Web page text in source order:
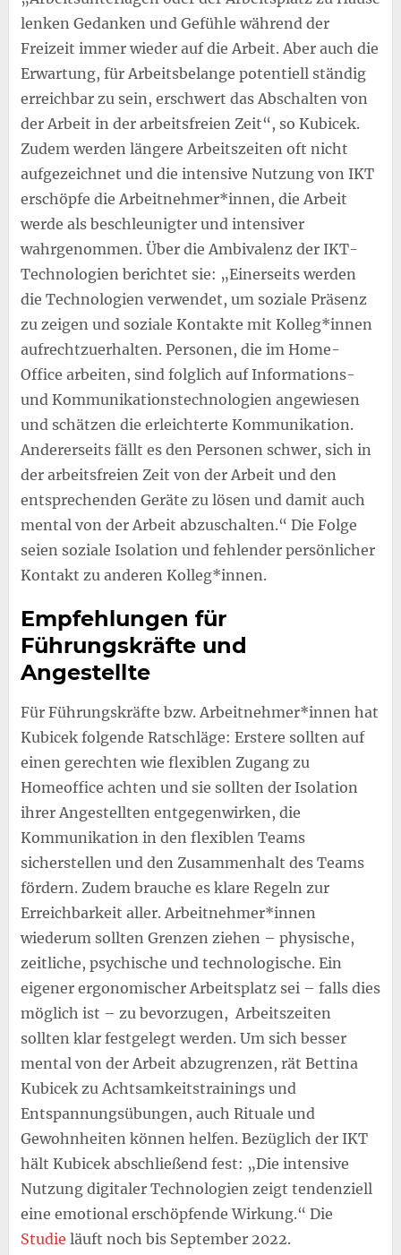
lenken Gedanken und Gefühle während der
Freizeit immer wieder auf die Arbeit. Aber auch die
Erwartung, für Arbeitsbelange potentiell ständig
erreichbar zu sein, erschwert das Abschalten von
der Arbeit in der arbeitsfreien Zeit“, so Kubicek.
Zudem werden längere Arbeitszeiten oft nicht
aufgezeichnet und die intensive Nutzung von IKT
erschöpfe die Arbeitnehmer*innen, die Arbeit
werde als beschleunigter und intensiver
wahrgenommen. Über die Ambivalenz der IKT-
Technologien berichtet sie: „Einerseits werden
die Technologien verwendet, um soziale Präsenz
zu zeigen und soziale Kontakte mit Kolleg*innen
aufrechtzuerhalten. Personen, die im Home-
Office arbeiten, sind folglich auf Informations-
und Kommunikationstechnologien angewiesen
und schätzen die erleichterte Kommunikation.
Andererseits fällt es den Personen schwer, sich in
der arbeitsfreien Zeit von der Arbeit und den
entsprechenden Geräte zu lösen und damit auch
mental von der Arbeit abzuschalten.“ Die Folge
seien soziale Isolation und fehlender persönlicher
Kontakt zu anderen Kolleg*innen.
Empfehlungen für
Führungskräfte und
Angestellte
Für Führungskräfte bzw. Arbeitnehmer*innen hat
Kubicek folgende Ratschläge: Erstere sollten auf
einen gerechten wie flexiblen Zugang zu
Homeoffice achten und sie sollten der Isolation
ihrer Angestellten entgegenwirken, die
Kommunikation in den flexiblen Teams
sicherstellen und den Zusammenhalt des Teams
fördern. Zudem brauche es klare Regeln zur
Erreichbarkeit aller. Arbeitnehmer*innen
wiederum sollten Grenzen ziehen – physische,
zeitliche, psychische und technologische. Ein
eigener ergonomischer Arbeitsplatz sei – falls dies
möglich ist – zu bevorzugen, Arbeitszeiten
sollten klar festgelegt werden. Um sich besser
mental von der Arbeit abzugrenzen, rät Bettina
Kubicek zu Achtsamkeitstrainings und
Entspannungsübungen, auch Rituale und
Gewohnheiten können helfen. Bezüglich der IKT
hält Kubicek abschließend fest: „Die intensive
Nutzung digitaler Technologien zeigt tendenziell
eine emotional erschöpfende Wirkung.“ Die
Studie läuft noch bis September 2022.